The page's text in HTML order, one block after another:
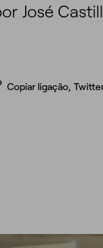
José
Copiar ligação,